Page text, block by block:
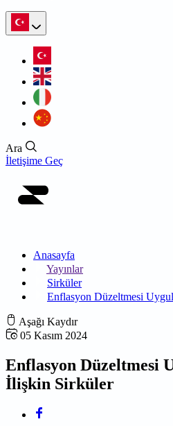
Ara
İletişime Geç
Anasayfa
Yayınlar
Sirküler
Enflasyon Düzeltmesi
Aşağı Kaydır
05 Kasım 2024
Enflasyon Düzeltmesi
İlişkin Sirküler